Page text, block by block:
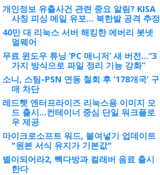
개인정보 유출사건 관련 중요 알림? KISA
사칭 피싱 메일 유포... 북한발 공격 추정
40만 대 리눅스 서버 해킹한 에버리 봇넷
멀웨어
무료 윈도우 튜닝 ‘PC 매니저’ 새 버전…“3
가지 방식으로 파일 정리 기능 강화”
소니, 스팀-PSN 연동 철회 후 ‘178개국’ 구
매 차단
레드햇 엔터프라이즈 리눅스용 이미지 모
드 출시...컨테이너 중심 단일 워크플로
우 제공
마이크로소프트 워드, 붙여넣기 업데이트
"원본 서식 유지가 기본값"
별이되어라2, 빽다방과 컬래버 음료 출시
한다